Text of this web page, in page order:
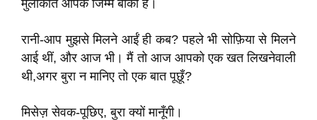
मुलाकात आपके जिम्मे बाकी है।
रानी-आप मुझसे मिलने आईं ही कब? पहले भी सोफ़िया से मिलने
आई थीं, और आज भी। मैं तो आज आपको एक खत लिखनेवाली
थी,अगर बुरा न मानिए तो एक बात पूछूँ?
मिसेज़ सेवक-पूछिए, बुरा क्यों मानूँगी।